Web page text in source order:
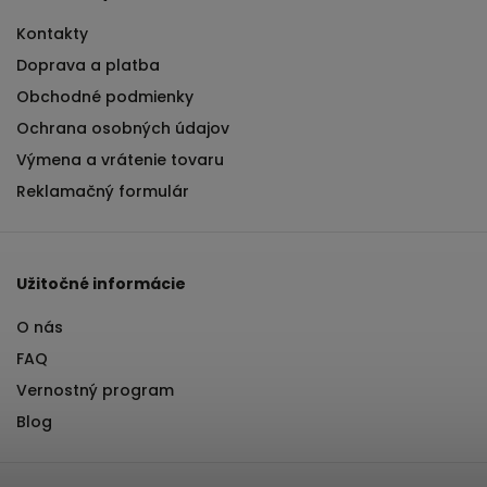
Kontakty
Doprava a platba
Obchodné podmienky
Ochrana osobných údajov
Výmena a vrátenie tovaru
Reklamačný formulár
Užitočné informácie
O nás
FAQ
Vernostný program
Blog